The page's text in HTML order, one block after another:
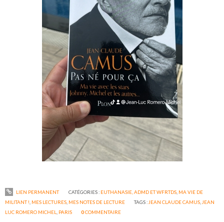
LIEN PERMANENT CATÉGORIES : EUTHANASIE, ADMD ET WFRTDS, MA VIE DE
MILITANT ! MES LECTURES MES NOTES DE LECTURE TAGS : JEAN CLAUDE CAMUS JEAN
LUC ROMERO MICHEL
PARIS 0COMMENTAIRE